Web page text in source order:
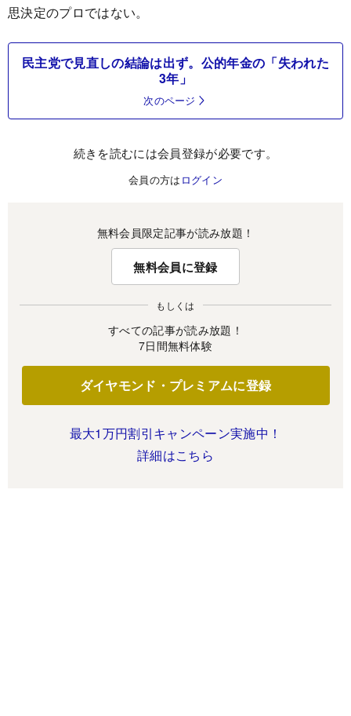
思決定のプロではない。
民主党で見直しの結論は出ず。公的年金の「失われた
3年」
次のページ
続きを読むには会員登録が必要です。
会員の方は ログイン
無料会員限定記事が読み放題！
無料会員に登録
もしくは
すべての記事が読み放題！
7日間無料体験
ダイヤモンド・プレミアムに登録
最大1万円割引キャンペーン実施中！
詳細はこちら